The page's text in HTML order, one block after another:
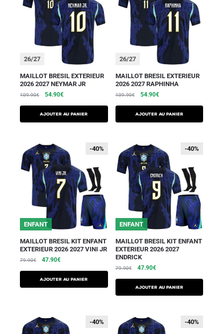
26/27
MAILLOT BRESIL EXTERIEUR
2026 2027 NEYMAR JR
109.90€ 54.90€
AJOUTER AU PANIER
26/27
MAILLOT BRESIL EXTERIEUR
2026 2027 RAPHINHA
109.90€ 54.90€
AJOUTER AU PANIER
-40%
ENFANT
-40%
MAILLOT BRESIL KIT ENFANT
EXTERIEUR 2026 2027 VINI JR
79.90€ 47.90€
AJOUTER AU PANIER
-40%
ENFANT
-40%
MAILLOT BRESIL KIT ENFANT
EXTERIEUR 2026 2027
ENDRICK
79.90€ 47.90€
AJOUTER AU PANIER
-40%
-40% -40%
-40%